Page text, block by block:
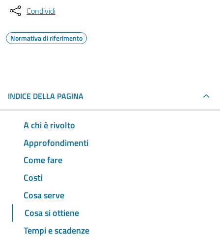
Condividi
Normativa di riferimento
INDICE DELLA PAGINA
A chi è rivolto
Approfondimenti
Come fare
Costi
Cosa serve
Cosa si ottiene
Tempi e scadenze